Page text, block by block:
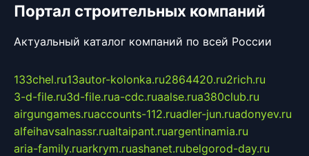
Портал строительных компаний
Актуальный каталог компаний по всей России
133chel.ru13autor-kolonka.ru2864420.ru2rich.ru
3-d-file.ru3d-file.rua-cdc.ruaalse.rua380club.ru
airgungames.ruaccounts-112.ruadler-jun.ruadonyev.ru
alfeihavsalnassr.rualtaipant.ruargentinamia.ru
aria-family.ruarkrym.ruashanet.rubelgorod-day.ru